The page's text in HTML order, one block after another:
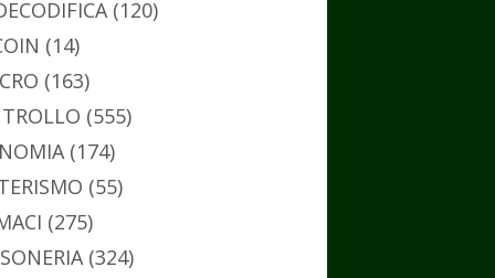
(120)
(14)
(163)
(555)
(174)
(55)
(275)
(324)